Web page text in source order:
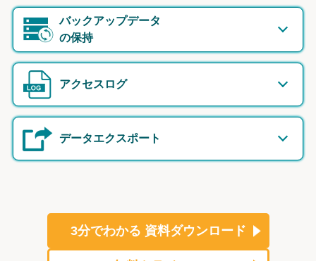
バックアップデータ
の保持
アクセスログ
データエクスポート
3分でわかる 資料ダウンロード